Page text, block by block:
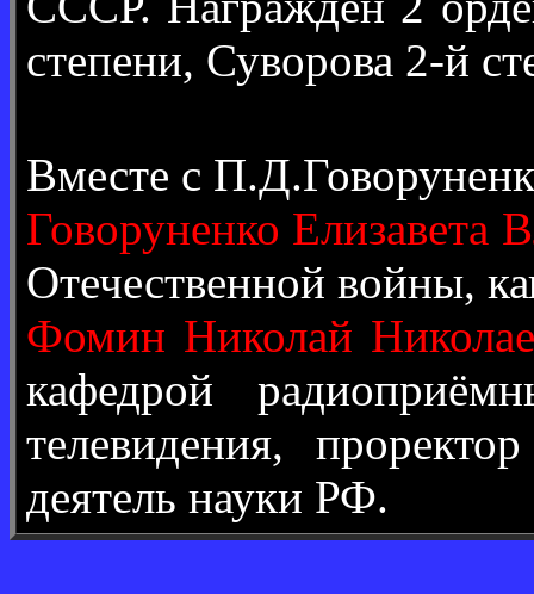
степени, Суворова 2-й
Вместе с
Говоруненко Елизавета
Отечественной войны,
Фомин Николай
кафедрой
телевидения,
деятель науки РФ.